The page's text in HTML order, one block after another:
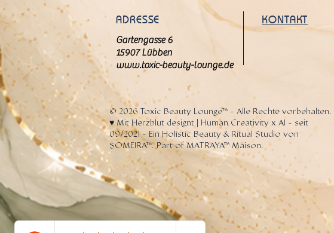
ADRESSE
Gartengasse 6
15907 Lübben
www.toxic-beauty-lounge.de
KONTAKT
© 2026 Toxic Beauty Lounge™ - Alle Rechte vorbehalten.
♥️ Mit Herzblut designt | Human Creativity x AI - seit
09/2021 - Ein Holistic Beauty & Ritual Studio von
SOMEIRA™. Part of MATRAYA™ Maison.